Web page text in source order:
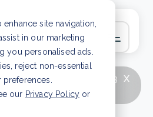
site navigation,
in our marketing
you personalised ads.
reject non-essential
our Privacy Policy or
x
How to improve Scope 3
Read Article